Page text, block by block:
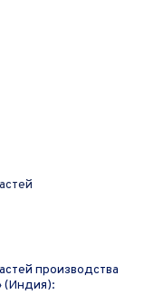
производства
(Индия):